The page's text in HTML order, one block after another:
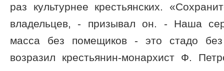
раз культурнее крестьянских.
владельцев, - призывал он. - Наша
масса без помещиков - это стадо
возразил крестьянин-монархист Ф.